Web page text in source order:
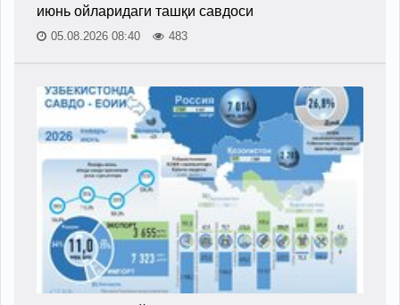
июнь ойларидаги ташқи савдоси
05.08.2026 08:40 483